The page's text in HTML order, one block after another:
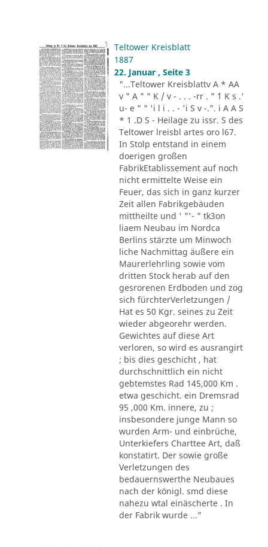
Teltower Kreisblatt
1887
22. Januar , Seite 3
"...Teltower Kreisblattv A * AA
v " A " " K / v - . . . -rr . " ´1 K s .'
u- e " " 'i l i . . - 'i S v -.". i A A S
* 1 .D S - Heilage zu issr. S des
Teltower lreisbl artes oro l67.
In Stolp entstand in einem
doerigen großen
FabrikEtablissement auf noch
nicht ermittelte Weise ein
Feuer, das sich in ganz kurzer
Zeit allen Fabrikgebäuden
mittheilte und ' "'- " tk3on
liaem Neubau im Nordca
Berlins stärzte um Minwoch
liche Nachmittag äußere ein
Maurerlehrling sowie vom
dritten Stock herab auf den
gesrorenen Erdboden und zog
sich fürchterVerletzungen /
Hat es 50 Kgr. seines zu Zeit
wieder abgeorehr werden.
Gewichtes auf diese Art
verloren, so wird es ausrangirt
; bis dies geschicht , hat
durchschnittlich ein nicht
gebtemstes Rad 145,000 Km .
etwa geschicht. ein Dremsrad
95 ,000 Km. innere, zu ;
insbesondere junge Mann so
wurden Arm- und einbrüche,
Unterkiefers Charttee Art, daß
konstatirt. Der sowie große
Verletzungen des
bedauernswerthe Neubaues
nach der königl. smd diese
nahezu wtal einäscherte . In
der Fabrik wurde ..."